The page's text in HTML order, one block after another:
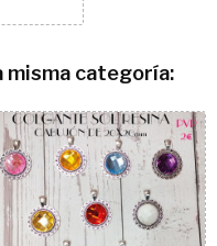
misma categoría: